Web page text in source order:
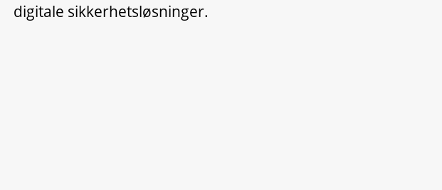
digitale sikkerhetsløsninger.